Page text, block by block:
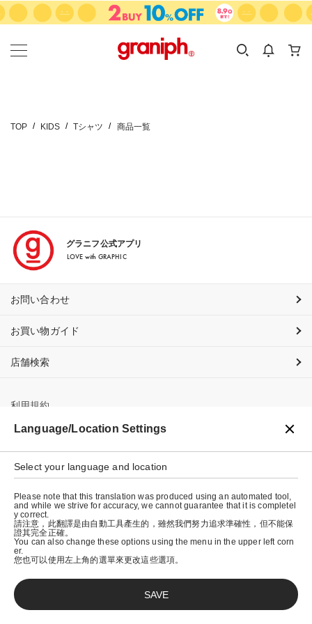
カテゴリーから探す
KIDS
カテゴリ
サイズ
TOP KIDS Tシャツ 商品一覧
グラニフ公式アプリ
LOVE with GRAPHIC
お問い合わせ
お買い物ガイド
店舗検索
利用規約
プライバシーポリシー
特定商取引法に基づく表示
会社概要
© graniph inc.
Language/Location Settings
Select your language and location
Please note that this translation was produced using an automated tool,
and while we strive for accuracy, we cannot guarantee that it is completel
y correct.
請注意，此翻譯是由自動工具產生的，雖然我們努力追求準確性，但不能保
證其完全正確。
You can also change these options using the menu in the upper left corn
er.
您也可以使用左上角的選單來更改這些選項。
SAVE